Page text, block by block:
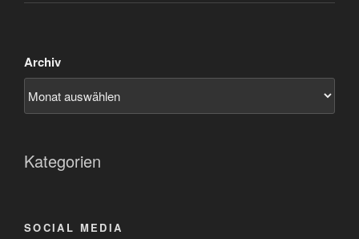
Archiv
Kategorien
SOCIAL MEDIA